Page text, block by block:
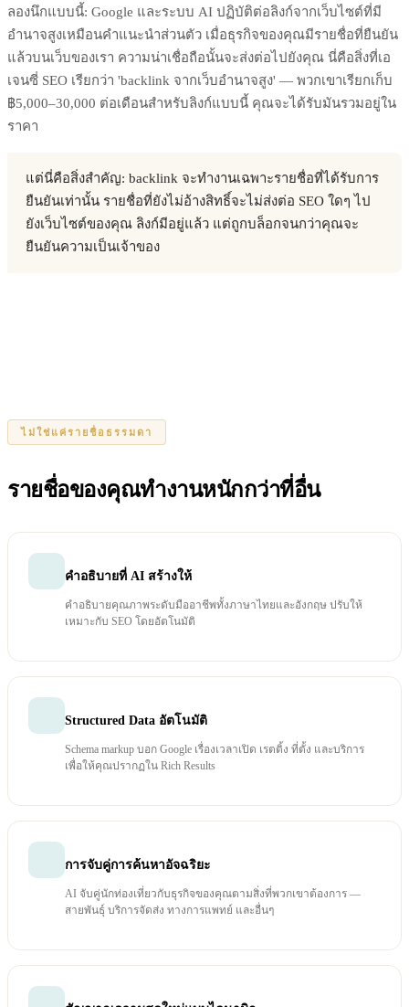
ลองนึกแบบนี้: Google และระบบ AI ปฏิบัติต่อลิงก์จากเว็บไซต์ที่มี
อำนาจสูงเหมือนคำแนะนำส่วนตัว เมื่อธุรกิจของคุณมีรายชื่อที่ยืนยัน
แล้วบนเว็บของเรา ความน่าเชื่อถือนั้นจะส่งต่อไปยังคุณ นี่คือสิ่งที่เอ
เจนซี่ SEO เรียกว่า 'backlink จากเว็บอำนาจสูง' — พวกเขาเรียกเก็บ
฿5,000–30,000 ต่อเดือนสำหรับลิงก์แบบนี้ คุณจะได้รับมันรวมอยู่ใน
ราคา
แต่นี่คือสิ่งสำคัญ: backlink จะทำงานเฉพาะรายชื่อที่ได้รับการ
ยืนยันเท่านั้น รายชื่อที่ยังไม่อ้างสิทธิ์จะไม่ส่งต่อ SEO ใดๆ ไป
ยังเว็บไซต์ของคุณ ลิงก์มีอยู่แล้ว แต่ถูกบล็อกจนกว่าคุณจะ
ยืนยันความเป็นเจ้าของ
ไม่ใช่แค่รายชื่อธรรมดา
รายชื่อของคุณทำงานหนักกว่าที่อื่น
คำอธิบายที่ AI สร้างให้
คำอธิบายคุณภาพระดับมืออาชีพทั้งภาษาไทยและอังกฤษ ปรับให้
เหมาะกับ SEO โดยอัตโนมัติ
Structured Data อัตโนมัติ
Schema markup บอก Google เรื่องเวลาเปิด เรตติ้ง ที่ตั้ง และบริการ
เพื่อให้คุณปรากฏใน Rich Results
การจับคู่การค้นหาอัจฉริยะ
AI จับคู่นักท่องเที่ยวกับธุรกิจของคุณตามสิ่งที่พวกเขาต้องการ —
สายพันธุ์ บริการจัดส่ง ทางการแพทย์ และอื่นๆ